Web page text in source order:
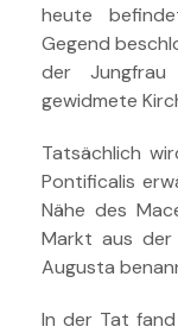
heute
Gegend
der
gewidmete
Tatsächlich
Pontificalis
Nähe des
Markt aus der
Augusta
In der Tat